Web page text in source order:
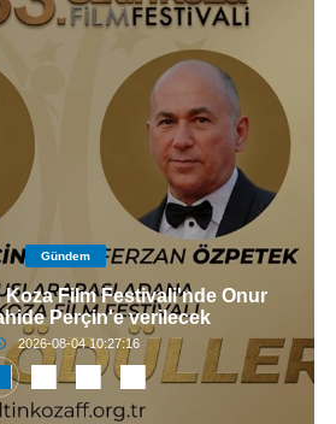
Gündem
Koza Film Festivali'nde Onur
Perçin'e verilecek
2026-08-04 10:27:16